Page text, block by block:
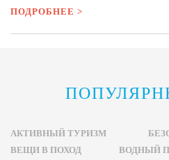
ПОДРОБНЕЕ >
АКТИВНЫЙ ТУРИЗМ
ВЕЩИ В ПОХОД
ВОДНЫЙ